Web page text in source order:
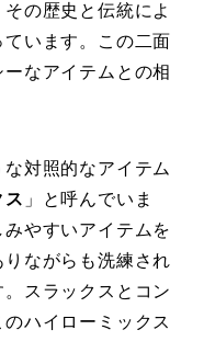
の歴史と伝統によ
います。この二面
なアイテムとの相
対照的なアイテム
ス 」と呼んでいま
やすいアイテムを
ながらも洗練され
スラックスとコン
ハイローミックス